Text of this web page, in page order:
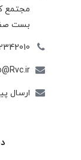
مجتمع
بست
013-32342010
ارسال